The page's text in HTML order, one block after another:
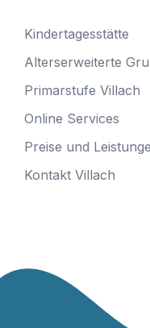
Kindertagesstätte
Alterserweiterte
Primarstufe Villach
Online Services
Preise und
Kontakt Villach